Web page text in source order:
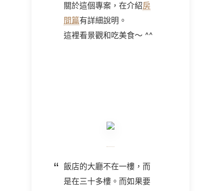
關於這個專案，在介紹房
間篇有詳細說明。
這裡看景觀和吃美食～ ^^
飯店的大廳不在一樓，而
是在三十多樓。而如果要